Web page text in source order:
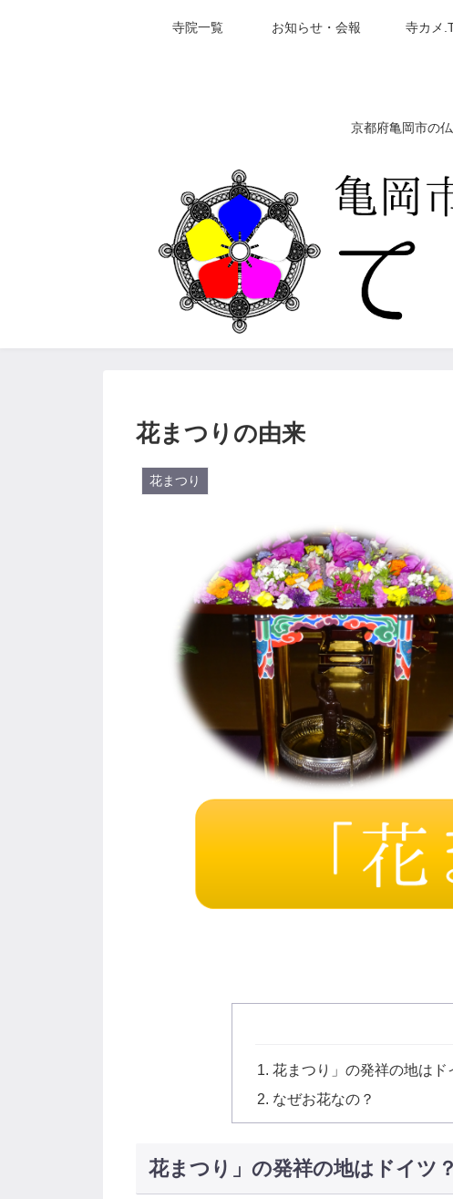
京都府亀岡市の
寺院一覧 お知らせ・会報 寺カメ
花まつりの由来
花まつり
花まつり」の発祥の地はド
なぜお花なの？
花まつり」の発祥の地はドイツ